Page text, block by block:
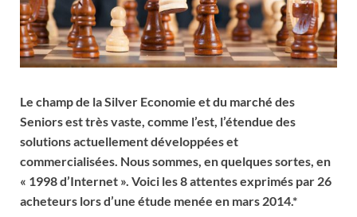
Le champ de la Silver Economie et du marché des
Seniors est très vaste, comme l’est, l’étendue des
solutions actuellement développées et
commercialisées. Nous sommes, en quelques sortes, en
« 1998 d’Internet ». Voici les 8 attentes exprimés par 26
acheteurs lors d’une étude menée en mars 2014.*